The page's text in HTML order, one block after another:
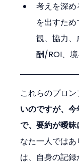
考えを深
を出すた
観、協力
酬/ROI、境
これらのプロ
いのですが、
で、要約が曖
なた一人では
は、自身の記